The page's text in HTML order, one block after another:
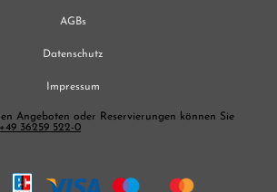
AGBs
Datenschutz
Impressum
Angeboten oder Reservierungen können Sie
+49 36259 522-0